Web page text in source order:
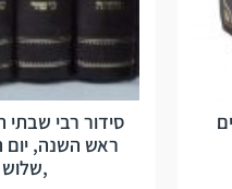
סידור רבי
ראש השנה, יום